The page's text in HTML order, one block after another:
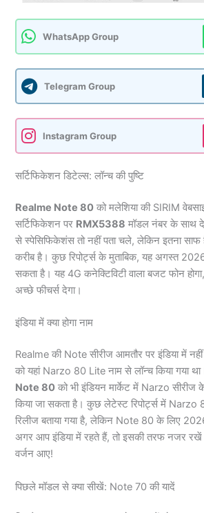
WhatsApp Group
Telegram Group
Instagram Group
सर्टिफिकेशन डिटेल्स: लॉन्च की पुष्टि
Realme Note 80 को मलेशिया की SIRIM
सर्टिफिकेशन पर RMX5388 मॉडल नंबर के साथ
से स्पेसिफिकेशंस तो नहीं पता चले, लेकिन इतना साफ
करीब है। कुछ रिपोर्ट्स के मुताबिक, यह अगस्त
सकता है। यह 4G कनेक्टिविटी वाला बजट फोन
अच्छे फीचर्स देगा।
इंडिया में क्या होगा नाम
Realme की Note सीरीज आमतौर पर इंडिया में
को यहां Narzo 80 Lite नाम से लॉन्च किया गया
Note 80 को भी इंडियन मार्केट में Narzo सीरीज
किया जा सकता है। कुछ लेटेस्ट रिपोर्ट्स में
रिलीज बताया गया है, लेकिन Note 80 के लिए
अगर आप इंडिया में रहते हैं, तो इसकी तरफ नजर रखें
वर्जन आए!
पिछले मॉडल से क्या सीखें: Note 70 की यादें